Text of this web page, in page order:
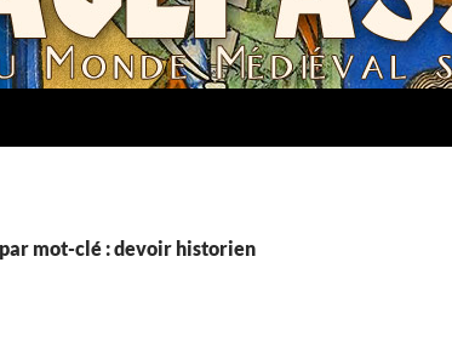
mot-clé : devoir historien